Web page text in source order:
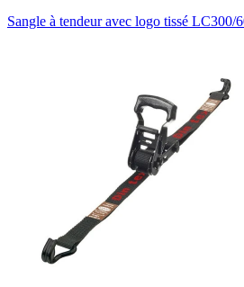
Sangle à tendeur avec logo tissé LC300/